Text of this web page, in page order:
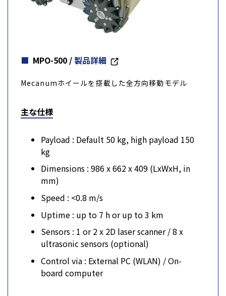
MPO-500 / 製品詳細
Mecanumホイールを搭載した全方向移動モデル
主な仕様
Payload : Default 50 kg, high payload 150
kg
Dimensions : 986 x 662 x 409 (LxWxH, in
mm)
Speed : <0.8 m/s
Uptime : up to 7 h or up to 3 km
Sensors : 1 or 2 x 2D laser scanner / 8 x
ultrasonic sensors (optional)
Control via : External PC (WLAN) / On-
board computer